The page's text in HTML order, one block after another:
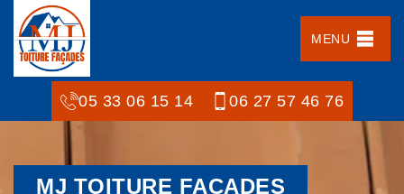
MENU
05 33 06 15 14 06 27 57 46 76
MJ TOITURE FAÇADES